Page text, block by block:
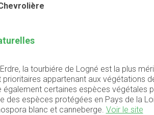
la tourbiére de Logné est la plus
appartenant aux végétations
également certaines espèces végétales
des espèces protégées en Pays de la
blanc et canneberge. Voir le site